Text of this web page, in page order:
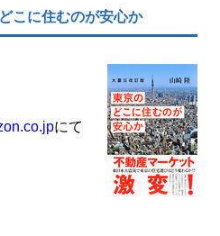
こに住むのが安心か
にて